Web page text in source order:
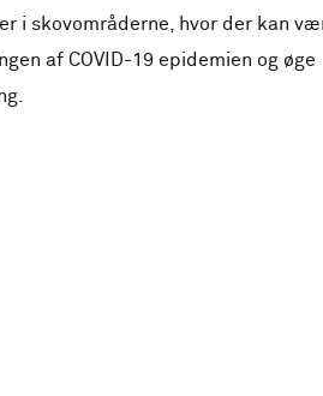
i skovområderne, hvor der kan
af COVID-19 epidemien og øge